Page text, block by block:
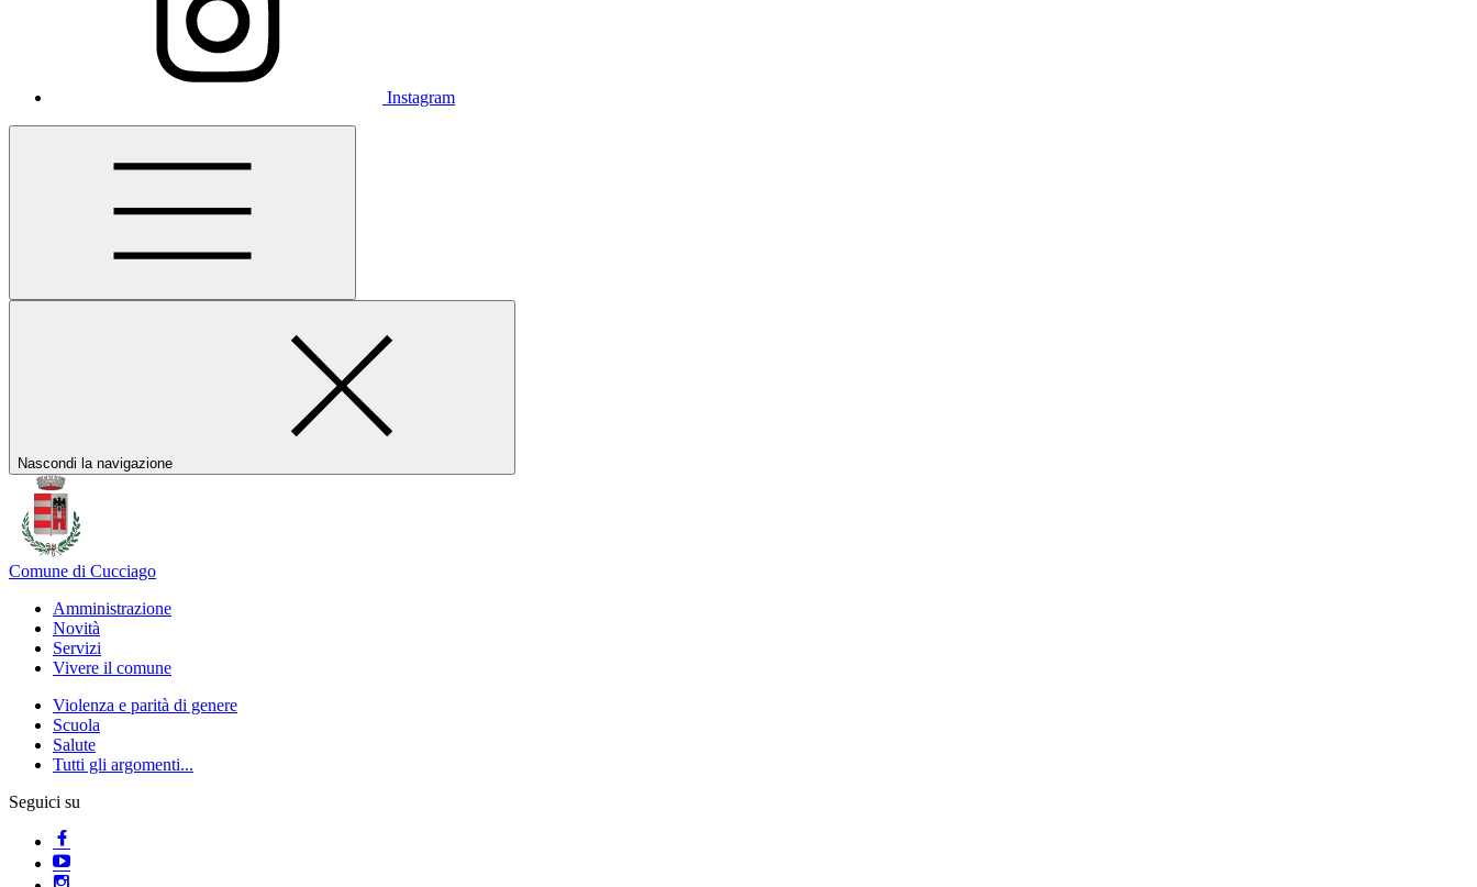
Instagram
Nascondi la navigazione
Comune di Cucciago
Amministrazione
Novità
Servizi
Vivere il comune
Violenza e parità di genere
Scuola
Salute
Tutti gli argomenti...
Seguici su